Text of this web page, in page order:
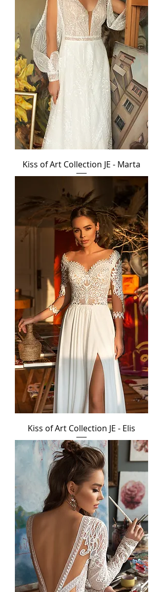
Kiss of Art Collection JE - Marta
Kiss of Art Collection JE - Elis